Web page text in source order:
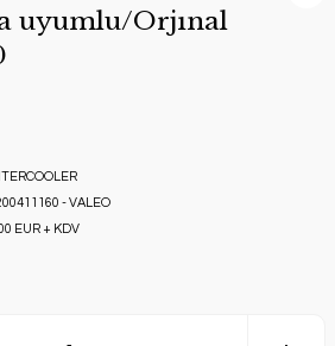
uyumlu/Orjınal
- VALEO
EUR + KDV